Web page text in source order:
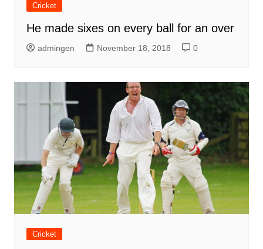
Cricket
He made sixes on every ball for an over
admingen November 18, 2018 0
Cricket